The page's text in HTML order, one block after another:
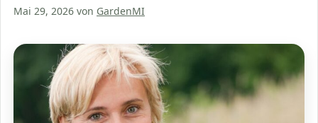
Mai 29, 2026 von GardenMI